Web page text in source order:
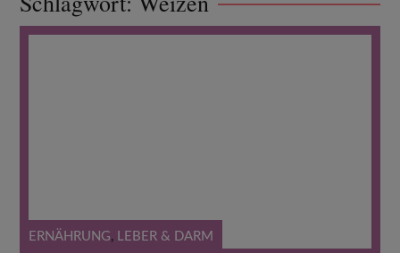
ERNÄHRUNG, LEBER & DARM